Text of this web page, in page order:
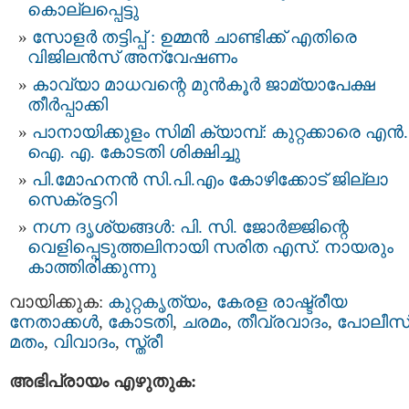
കൊല്ലപ്പെട്ടു
സോളർ തട്ടിപ്പ് : ഉമ്മന്‍ ചാണ്ടിക്ക് എതിരെ
വിജിലന്‍സ് അന്വേഷണം
കാവ്യാ മാധവന്റെ മുൻകൂർ ജാമ്യാപേക്ഷ
തീർപ്പാക്കി
പാനായിക്കുളം സിമി ക്യാമ്പ്: കുറ്റക്കാരെ എന്‍.
ഐ. എ. കോടതി ശിക്ഷിച്ചു
പി.മോഹനന്‍ സി.പി.എം കോഴിക്കോട് ജില്ലാ
സെക്രട്ടറി
നഗ്ന ദൃശ്യങ്ങള്‍: പി. സി. ജോര്‍ജ്ജിന്റെ
വെളിപ്പെടുത്തലിനായി സരിത എസ്. നായരും
കാത്തിരിക്കുന്നു
വായിക്കുക: കുറ്റകൃത്യം, കേരള രാഷ്ട്രീയ
നേതാക്കള്‍, കോടതി, ചരമം, തീവ്രവാദം, പോലീസ്‌
മതം, വിവാദം, സ്ത്രീ
അഭിപ്രായം എഴുതുക: